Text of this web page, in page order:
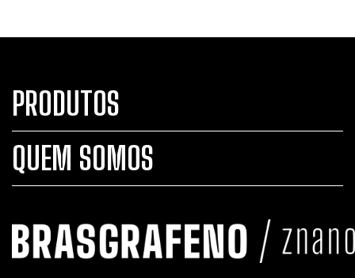
PRODUTOS
QUEM SOMOS